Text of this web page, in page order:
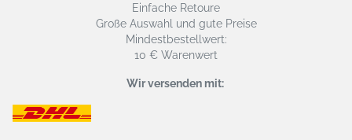
Einfache Retoure
Große Auswahl und gute Preise
Mindestbestellwert:
10 € Warenwert
Wir versenden mit: